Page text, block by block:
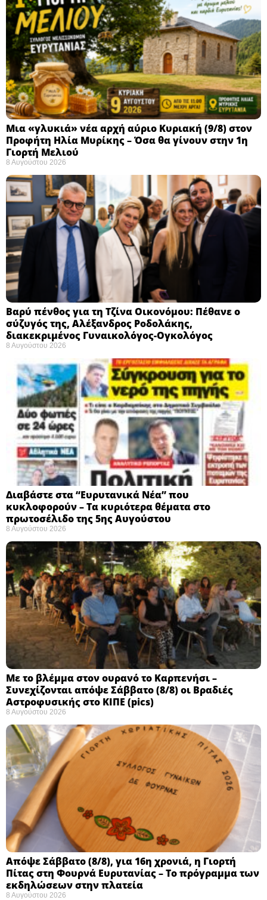
Μια «γλυκιά» νέα αρχή αύριο Κυριακή (9/8) στον
Προφήτη Ηλία Μυρίκης – Όσα θα γίνουν στην 1η
Γιορτή Μελιού
8 Αυγούστου 2026
Βαρύ πένθος για τη Τζίνα Οικονόμου: Πέθανε ο
σύζυγός της, Αλέξανδρος Ροδολάκης,
διακεκριμένος Γυναικολόγος-Ογκολόγος
8 Αυγούστου 2026
Διαβάστε στα “Ευρυτανικά Νέα” που
κυκλοφορούν – Τα κυριότερα θέματα στο
πρωτοσέλιδο της 5ης Αυγούστου
8 Αυγούστου 2026
Με το βλέμμα στον ουρανό το Καρπενήσι –
Συνεχίζονται απόψε Σάββατο (8/8) οι Βραδιές
Αστροφυσικής στο ΚΙΠΕ (pics)
8 Αυγούστου 2026
Απόψε Σάββατο (8/8), για 16η χρονιά, η Γιορτή
Πίτας στη Φουρνά Ευρυτανίας – Το πρόγραμμα των
εκδηλώσεων στην πλατεία
8 Αυγούστου 2026